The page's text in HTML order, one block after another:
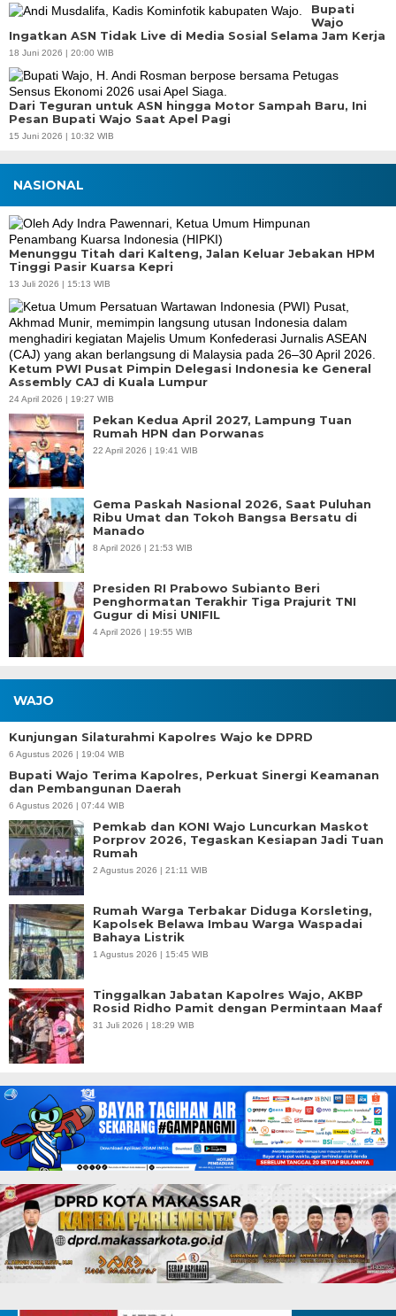
Bupati
Wajo
Ingatkan ASN Tidak Live di Media Sosial Selama Jam Kerja
18 Juni 2026 | 20:00 WIB
Dari Teguran untuk ASN hingga Motor Sampah Baru, Ini
Pesan Bupati Wajo Saat Apel Pagi
15 Juni 2026 | 10:32 WIB
NASIONAL
Menunggu Titah dari Kalteng, Jalan Keluar Jebakan HPM
Tinggi Pasir Kuarsa Kepri
13 Juli 2026 | 15:13 WIB
Ketum PWI Pusat Pimpin Delegasi Indonesia ke General
Assembly CAJ di Kuala Lumpur
24 April 2026 | 19:27 WIB
Pekan Kedua April 2027, Lampung Tuan
Rumah HPN dan Porwanas
22 April 2026 | 19:41 WIB
Gema Paskah Nasional 2026, Saat Puluhan
Ribu Umat dan Tokoh Bangsa Bersatu di
Manado
8 April 2026 | 21:53 WIB
Presiden RI Prabowo Subianto Beri
Penghormatan Terakhir Tiga Prajurit TNI
Gugur di Misi UNIFIL
4 April 2026 | 19:55 WIB
WAJO
Kunjungan Silaturahmi Kapolres Wajo ke DPRD
6 Agustus 2026 | 19:04 WIB
Bupati Wajo Terima Kapolres, Perkuat Sinergi Keamanan
dan Pembangunan Daerah
6 Agustus 2026 | 07:44 WIB
Pemkab dan KONI Wajo Luncurkan Maskot
Porprov 2026, Tegaskan Kesiapan Jadi Tuan
Rumah
2 Agustus 2026 | 21:11 WIB
Rumah Warga Terbakar Diduga Korsleting,
Kapolsek Belawa Imbau Warga Waspadai
Bahaya Listrik
1 Agustus 2026 | 15:45 WIB
Tinggalkan Jabatan Kapolres Wajo, AKBP
Rosid Ridho Pamit dengan Permintaan Maaf
31 Juli 2026 | 18:29 WIB